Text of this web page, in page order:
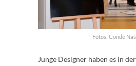
Fotos: Condé
Junge Designer haben es in